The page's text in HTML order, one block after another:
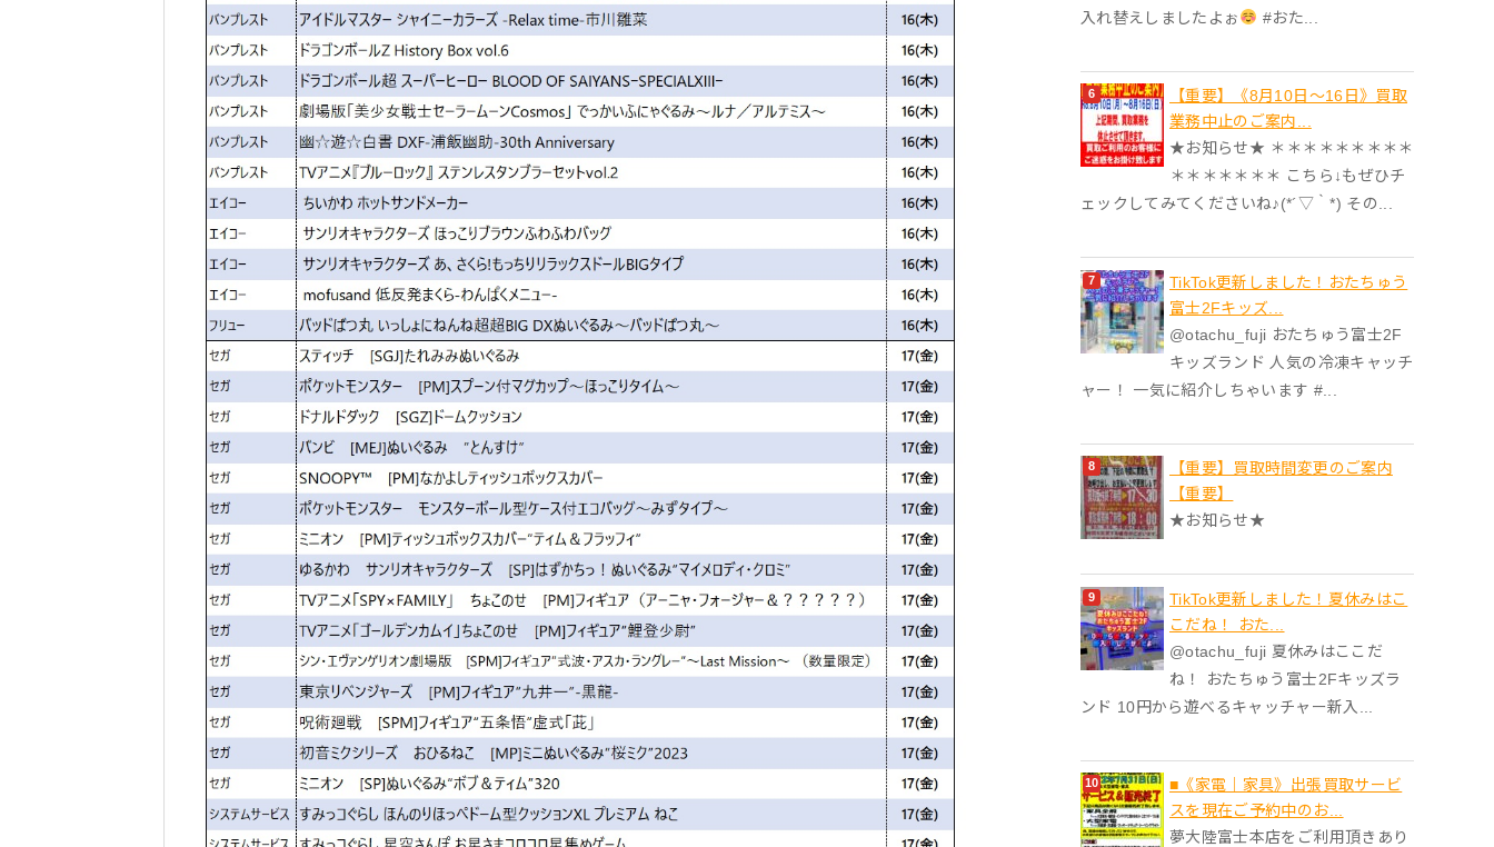
入れ替えしましたよぉ
#おた...
【重要】《8月10日～16日》買取
業務中止のご案内...
★お知らせ★ ＊＊＊＊＊＊＊＊＊
＊＊＊＊＊＊＊ こちら↓もぜひチ
ェックしてみてくださいね♪(*´▽｀*) その...
TikTok更新しました！おたちゅう
富士2Fキッズ...
@otachu_fuji おたちゅう富士2F
キッズランド 人気の冷凍キャッチ
ャー！ 一気に紹介しちゃいます #...
【重要】買取時間変更のご案内
【重要】
★お知らせ★
TikTok更新しました！夏休みはこ
こだね！ おた...
@otachu_fuji 夏休みはここだ
ね！ おたちゅう富士2Fキッズラ
ンド 10円から遊べるキャッチャー新入...
■《家電｜家具》出張買取サービ
スを現在ご予約中のお...
夢大陸富士本店をご利用頂きあり